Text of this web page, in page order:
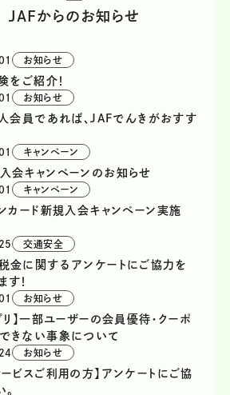
JAFからのお知らせ
お知らせ
をご紹介！
お知らせ
会員であれば、JAFでんきがおすす
キャンペーン
会キャンペーンのお知らせ
キャンペーン
カード新規入会キャンペーン実施
交通安全
金に関するアンケートにご協力を
す！
お知らせ
リ】一部ユーザーの会員優待・クーポ
きない事象について
お知らせ
ービスご利用の方】アンケートにご協